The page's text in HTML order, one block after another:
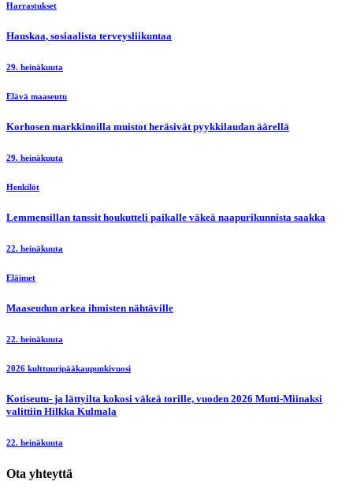
Harrastukset
Hauskaa, sosiaalista terveysliikuntaa
29. heinäkuuta
Elävä maaseutu
Korhosen markkinoilla muistot heräsivät pyykkilaudan äärellä
29. heinäkuuta
Henkilöt
Lemmensillan tanssit houkutteli paikalle väkeä naapurikunnista saakka
22. heinäkuuta
Eläimet
Maaseudun arkea ihmisten nähtäville
22. heinäkuuta
2026 kulttuuripääkaupunkivuosi
Kotiseutu- ja lättyilta kokosi väkeä torille, vuoden 2026 Mutti-Miinaksi
valittiin Hilkka Kulmala
22. heinäkuuta
Ota yhteyttä